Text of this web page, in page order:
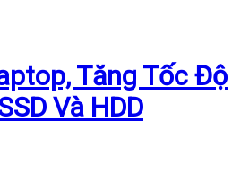
Tăng Tốc Độ
Và HDD